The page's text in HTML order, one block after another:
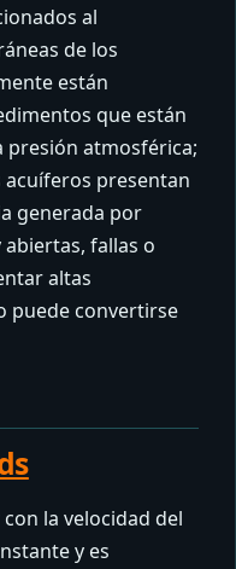
al
de los
están
que están
presión atmosférica;
acuíferos presentan
generada por
fallas o
altas
puede convertirse
la velocidad del
y es